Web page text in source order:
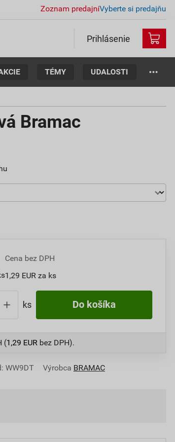
Zoznam predajníVyberte si predajňu
Prihlásenie
TÉMY UDALOSTI
Bramac
Cena bez DPH
1,29 EUR za ks
ks Do košíka
(1,29 EUR bez DPH).
WW9DT Výrobca BRAMAC